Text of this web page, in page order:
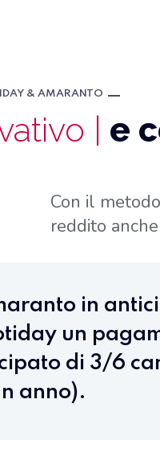
& AMARANTO
| e
Con il metodo
reddito
in
un
di 3/6
anno).